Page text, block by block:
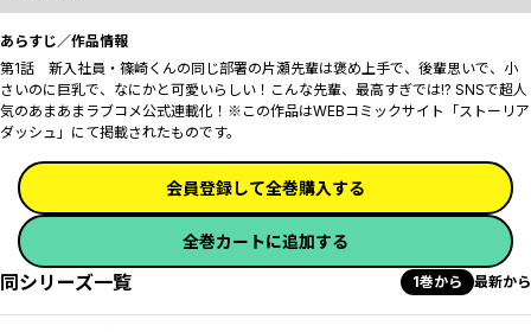
あらすじ／作品情報
第1話 新入社員・篠崎くんの同じ部署の片瀬先輩は褒め上手で、後輩思いで、小
さいのに巨乳で、なにかと可愛いらしい！こんな先輩、最高すぎでは!? SNSで超人
気のあまあまラブコメ公式連載化！※この作品はWEBコミックサイト「ストーリア
ダッシュ」にて掲載されたものです。
会員登録して全巻購入する
全巻カートに追加する
同シリーズ一覧 1巻から 最新から